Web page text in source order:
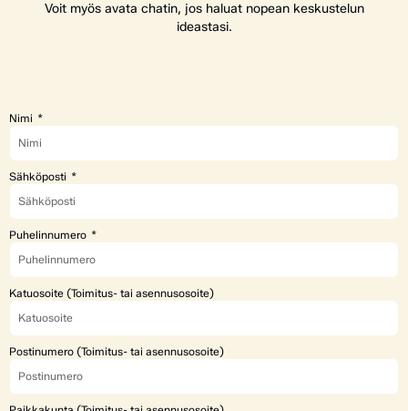
Voit myös avata chatin, jos haluat nopean keskustelun
ideastasi.
Nimi
Sähköposti
Puhelinnumero
Katuosoite (Toimitus- tai asennusosoite)
Postinumero (Toimitus- tai asennusosoite)